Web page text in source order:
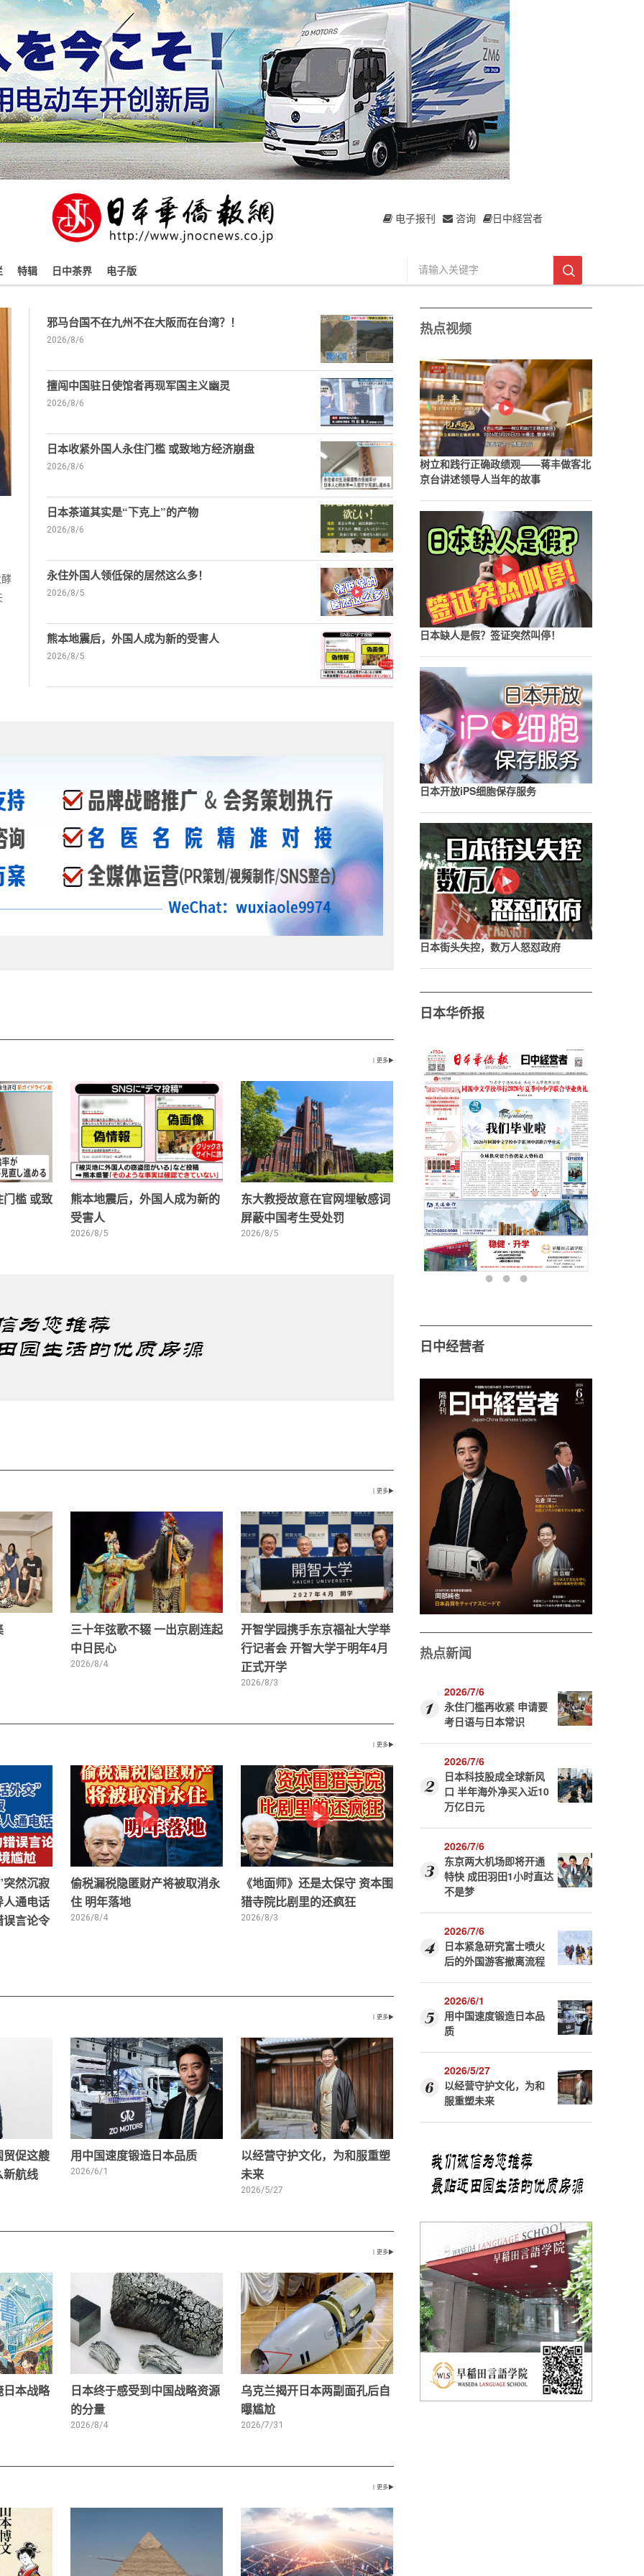
电子报刊 咨询 日中経営者
特辑 日中茶界 电子版
邪马台国不在九州不在大阪而在台湾？！
2026/8/6
擅闯中国驻日使馆者再现军国主义幽灵
2026/8/6
日本收紧外国人永住门槛 或致地方经济崩盘
2026/8/6
日本茶道其实是“下克上”的产物
2026/8/6
永住外国人领低保的居然这么多！
2026/8/5
熊本地震后，外国人成为新的受害人
2026/8/5
丨更多▶
槛 或致
熊本地震后，外国人成为新的
受害人
2026/8/5
东大教授故意在官网埋敏感词
屏蔽中国考生受处罚
2026/8/5
丨更多▶
三十年弦歌不辍 一出京剧连起
中日民心
2026/8/4
开智学园携手东京福祉大学举
行记者会 开智大学于明年4月
正式开学
2026/8/3
丨更多▶
突然沉寂
通电话
言论令
偷税漏税隐匿财产将被取消永
住 明年落地
2026/8/4
《地面师》还是太保守 资本围
猎寺院比剧里的还疯狂
2026/8/3
丨更多▶
促这艘
新航线
用中国速度锻造日本品质
2026/6/1
以经营守护文化，为和服重塑
未来
2026/5/27
丨更多▶
日本战略
日本终于感受到中国战略资源
的分量
2026/8/4
乌克兰揭开日本两副面孔后自
曝尴尬
2026/7/31
丨更多▶
热点视频
树立和践行正确政绩观——蒋丰做客北
京台讲述领导人当年的故事
日本缺人是假？签证突然叫停！
日本开放iPS细胞保存服务
日本街头失控，数万人怒怼政府
日本华侨报
日中经营者
热点新闻
2026/7/6
永住门槛再收紧 申请要
考日语与日本常识
2026/7/6
日本科技股成全球新风
口 半年海外净买入近10
万亿日元
2026/7/6
东京两大机场即将开通
特快 成田羽田1小时直达
不是梦
2026/7/6
日本紧急研究富士喷火
后的外国游客撤离流程
2026/6/1
用中国速度锻造日本品
质
2026/5/27
以经营守护文化，为和
服重塑未来